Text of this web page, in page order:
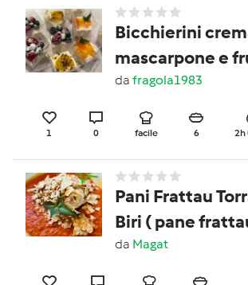
Bicchierini
mascarpone e
da fragola1983
1 0 facile 6 2h
Pani Frattau
Biri ( pane
rivisitato )
da Magat